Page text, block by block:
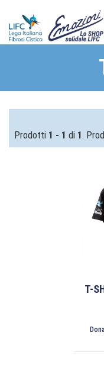
Prodotti 1 - 1 di 1.
T-